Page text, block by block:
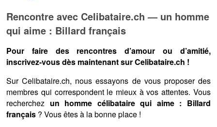
Rencontre avec Celibataire.ch — un homme
qui aime : Billard français
Pour faire des rencontres d’amour ou d’amitié,
inscrivez-vous dès maintenant sur Celibataire.ch !
Sur Celibataire.ch, nous essayons de vous proposer des
membres qui correspondent le mieux à vos attentes. Vous
recherchez un homme célibataire qui aime : Billard
français ? Vous êtes à la bonne place !